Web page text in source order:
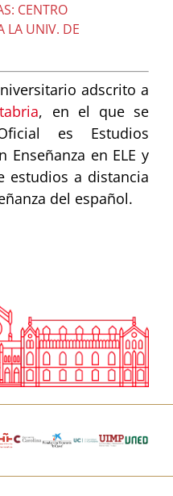
CENTRO
LA UNIV. DE
adscrito a
, en el que se
es Estudios
Enseñanza en ELE y
estudios a distancia
del español.